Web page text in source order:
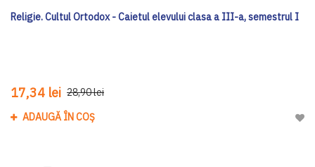
Religie. Cultul Ortodox - Caietul elevului clasa a III-a, semestrul I
17,34 lei 28,90 lei
ADAUGĂ ÎN COȘ